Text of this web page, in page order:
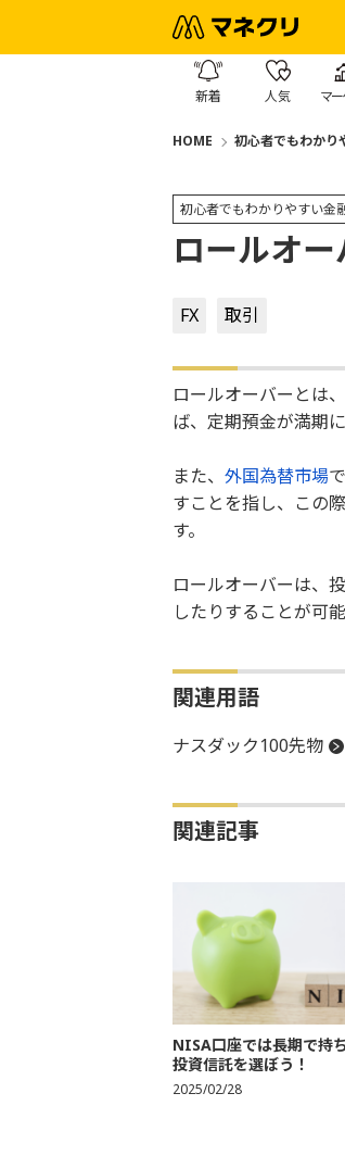
新着 人気 マ
HOME 初心者でもわかり
初心者でもわかりやすい金
ロールオー
FX 取引
ロールオーバーとは
ば、定期預金が満期
また、 外国為替市場
すことを指し、この
す。
ロールオーバーは、
したりすることが可
関連用語
ナスダック100先物
関連記事
NISA口座では長期で持
投資信託を選ぼう！
2025/02/28